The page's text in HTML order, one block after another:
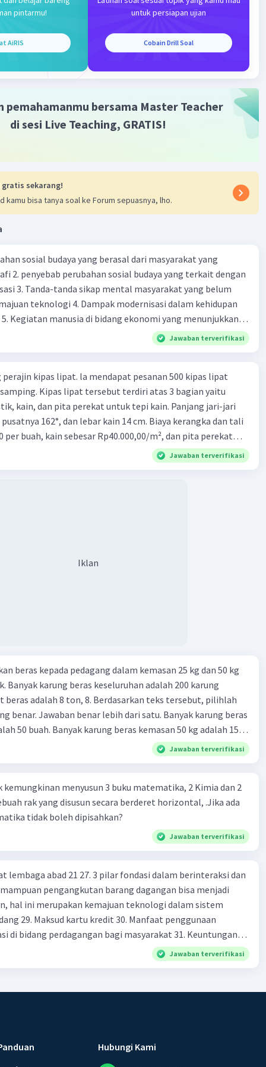
nilai x dan y ke dlm persamaan tsb
+ 4a + 1
+ 1
- 3
grafik fungsi yg dimaksud adalah
Iklan
pintarmu!
AiRIS
untuk persiapan ujian
Cobain Drill Soal
pemahamanmu bersama Master Teacher
di sesi Live Teaching, GRATIS!
gratis sekarang!
kamu bisa tanya soal ke Forum sepuasnya, lho.
sosial budaya yang berasal dari masyarakat yang
2. penyebab perubahan sosial budaya yang terkait dengan
3. Tanda-tanda sikap mental masyarakat yang belum
teknologi 4. Dampak modernisasi dalam kehidupan
Kegiatan manusia di bidang ekonomi yang menunjukkan
modernisasi 6. Contoh pengaruh modernisasi di bidang ilmu
pendidikan terhadap pola pikir masyarakat 7. Konsep
kesalahan tersebut menganggap jika menjadi modern
8. arti dari globalisasi 9. Bentuk kearifan lokal di wilayah
dalam pengelolaan SDA dan dukungan dalam bentuk
menjaga tradisi kearifan lokal di Nusantara 11. Ciri uang
melakukan kegiatan barter 13. Arti dari durability yang
benda bisa dikatakan sebagai uang 14. maksud token
Jawaban terverifikasi
perajin kipas lipat. la mendapat pesanan 500 kipas lipat
Kipas lipat tersebut terdiri atas 3 bagian yaitu
kain, dan pita perekat untuk tepi kain. Panjang jari-jari
162°, dan lebar kain 14 cm. Biaya kerangka dan tali
per buah, kain sebesar Rp40.000,00/m², dan pita perekat
tersebut dijual dengan harga Rp6.500,00 per buah. Tentukan
diperoleh Bu Ambar.
Jawaban terverifikasi
Iklan
beras kepada pedagang dalam kemasan 25 kg dan 50 kg
Banyak karung beras keseluruhan adalah 200 karung
adalah 8 ton, 8. Berdasarkan teks tersebut, pilihlah
benar. Jawaban benar lebih dari satu. Banyak karung beras
50 buah. Banyak karung beras kemasan 50 kg adalah 150
dalam kemasan 25 kg adalah 2 ton. Perbandingan berat
kg dan 50 kg dalam truk adalah 1: 3. 9. Berdasarkan teks
biaya angkut semua beras yang harus dibayar oleh Bu
C. Rp2.312.000 B. Rp2.475.000 D. Rp2.280.000
Jawaban terverifikasi
kemungkinan menyusun 3 buku matematika, 2 Kimia dan 2
rak yang disusun secara berderet horizontal, .Jika ada
tidak boleh dipisahkan?
Jawaban terverifikasi
lembaga abad 21 27. 3 pilar fondasi dalam berinteraksi dan
pengangkutan barang dagangan bisa menjadi
hal ini merupakan kemajuan teknologi dalam sistem
29. Maksud kartu kredit 30. Manfaat penggunaan
di bidang perdagangan bagi masyarakat 31. Keuntungan
dan kartu debit dalam pembayaran 32. Prinsip" sistem
di terapkan oleh bank indonesia dan mencegah terjadinya
cek bank 35. Kelebihan uang elektronik sebagai alat
akses keuangan digital di indonesia yang masih rendah
Jawaban terverifikasi
Hubungi Kami